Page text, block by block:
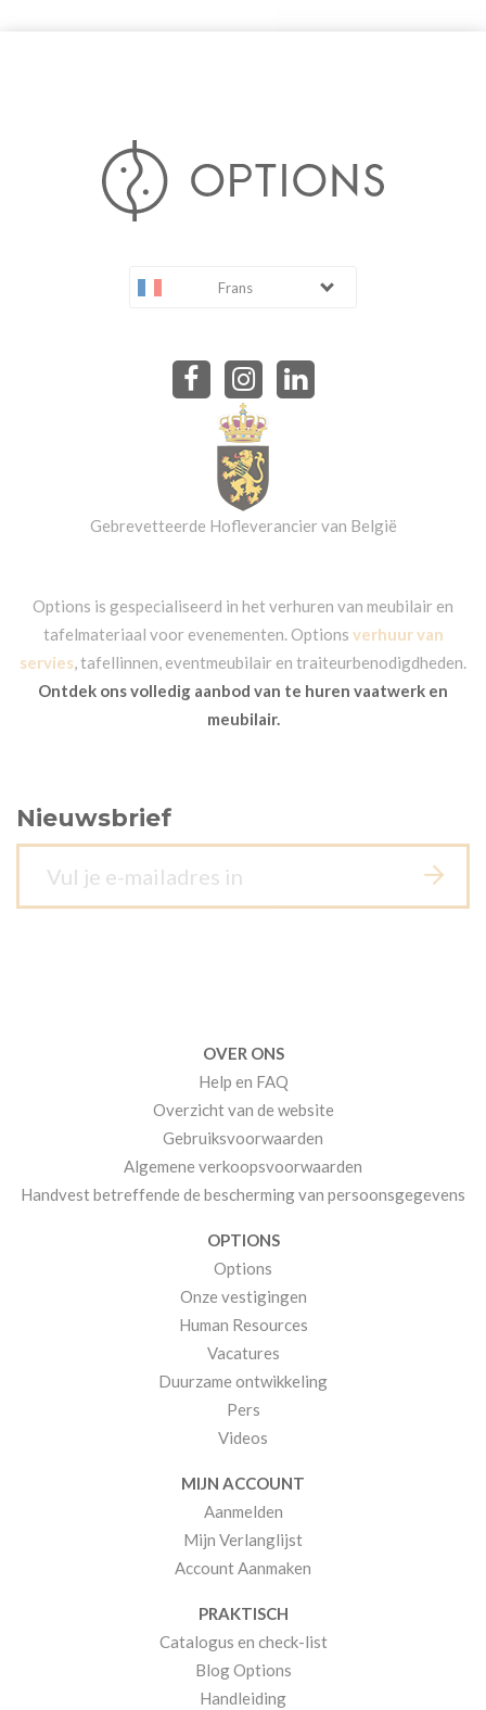
Frans
Gebrevetteerde Hofleverancier van België
Options is gespecialiseerd in het verhuren van meubilair en
tafelmateriaal voor evenementen. Options verhuur van
servies, tafellinnen, eventmeubilair en traiteurbenodigdheden.
Ontdek ons volledig aanbod van te huren vaatwerk en
meubilair.
Nieuwsbrief
OVER ONS
Help en FAQ
Overzicht van de website
Gebruiksvoorwaarden
Algemene verkoopsvoorwaarden
Handvest betreffende de bescherming van persoonsgegevens
OPTIONS
Options
Onze vestigingen
Human Resources
Vacatures
Duurzame ontwikkeling
Pers
Videos
MIJN ACCOUNT
Aanmelden
Mijn Verlanglijst
Account Aanmaken
PRAKTISCH
Catalogus en check-list
Blog Options
Handleiding